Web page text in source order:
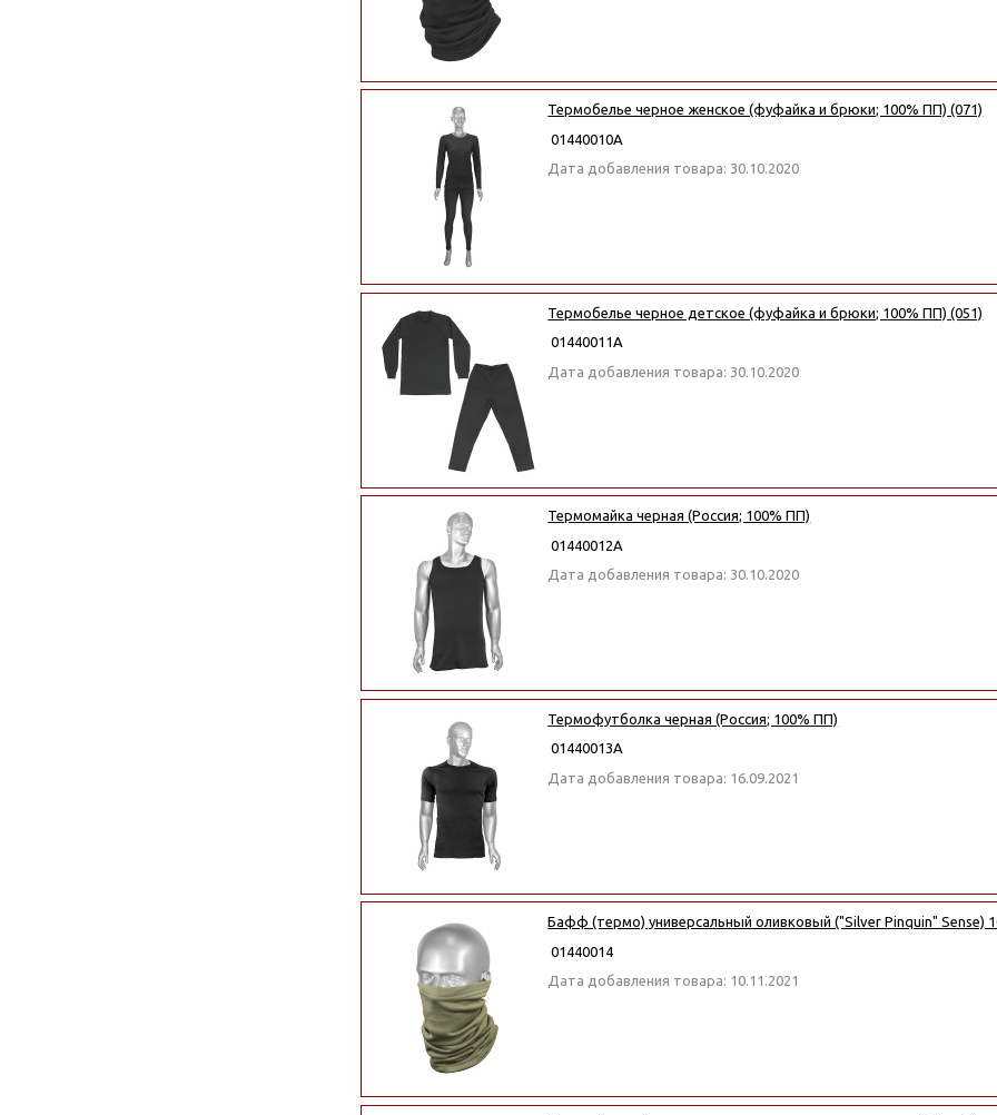
Термобелье черное женское (фуфайка и брюки; 100% ПП) (071)
01440010А
Дата добавления товара: 30.10.2020
Термобелье черное детское (фуфайка и брюки; 100% ПП) (051)
01440011А
Дата добавления товара: 30.10.2020
Термомайка черная (Россия; 100% ПП)
01440012А
Дата добавления товара: 30.10.2020
Термофутболка черная (Россия; 100% ПП)
01440013А
Дата добавления товара: 16.09.2021
Бафф (термо) универсальный оливковый ("Silver Pinquin" Sense)
01440014
Дата добавления товара: 10.11.2021